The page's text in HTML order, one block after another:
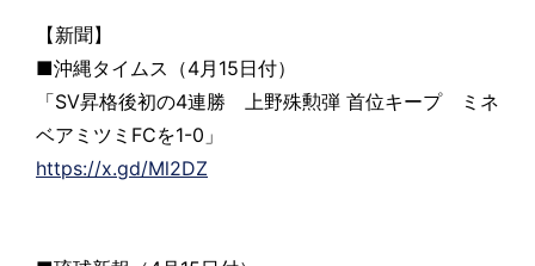
【新聞】
■沖縄タイムス（4月15日付）
「SV昇格後初の4連勝 上野殊勲弾 首位キープ ミネ
ベアミツミFCを1-0」
https://x.gd/Ml2DZ